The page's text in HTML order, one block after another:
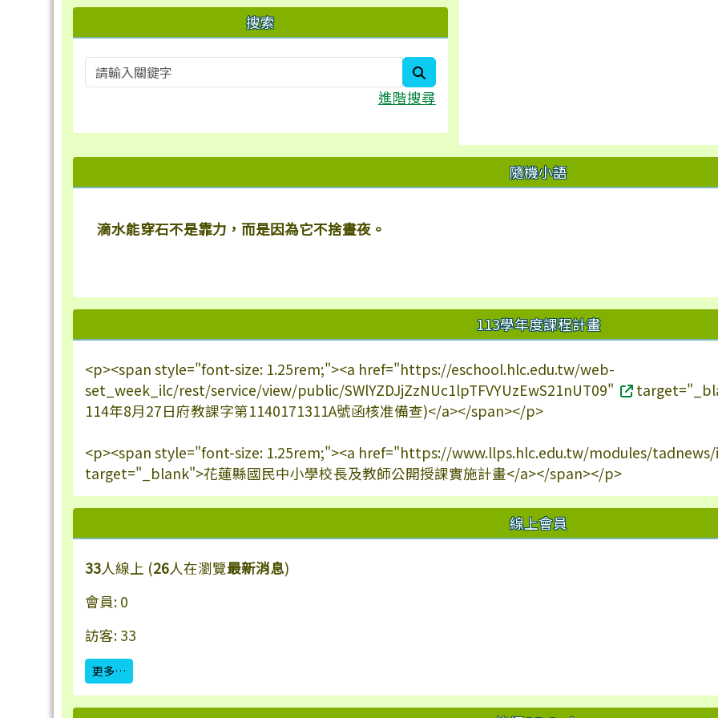
搜索
進階搜尋
右邊區域內容 隨機小語
滴水能穿石不是靠力，而是因為它不捨晝夜。
113學年度課程計畫
<p><span style="font-size: 1.25rem;"><a href="https://eschool.hlc.edu.tw/web-
set_week_ilc/rest/service/view/public/SWlYZDJjZzNUc1lpTFVYUzEwS21nUT09"
114年8月27日府教課字第1140171311A號函核准備查)</a></span></p>
<p><span style="font-size: 1.25rem;"><a href="https://www.llps.hlc.edu.tw/modules/
target="_blank">花蓮縣國民中小學校長及教師公開授課實施計畫</a></span></p>
線上會員
33人線上 (26人在瀏覽最新消息)
會員: 0
訪客: 33
更多…